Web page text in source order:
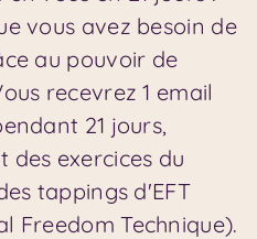
vous avez besoin de
au pouvoir de
recevrez 1 email
21 jours,
des exercices du
tappings d'EFT
Freedom Technique).